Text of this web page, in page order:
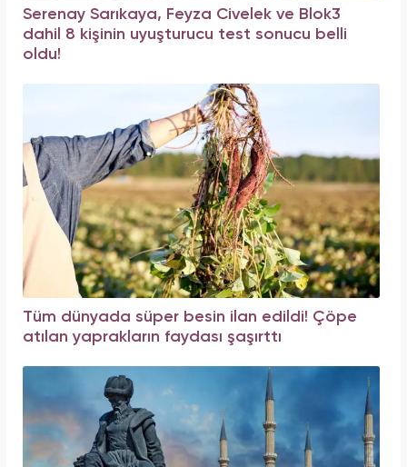
Serenay Sarıkaya, Feyza Civelek ve Blok3
dahil 8 kişinin uyuşturucu test sonucu belli
oldu!
Tüm dünyada süper besin ilan edildi! Çöpe
atılan yaprakların faydası şaşırttı